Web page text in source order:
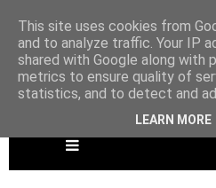
This site uses cookies from
and to analyze traffic. Your IP
shared with Google along with
metrics to ensure quality of
statistics, and to detect and
LEARN MORE